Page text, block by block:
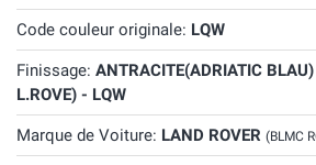
Code couleur originale: LQW
Finissage: ANTRACITE(ADRIATIC BLAU)
L.ROVE) - LQW
Marque de Voiture: LAND ROVER (BLMC